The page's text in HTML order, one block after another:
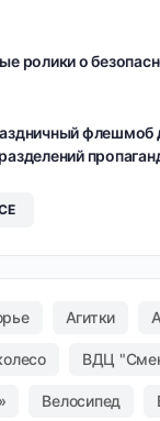
ролики о
флешмоб
Агитки
ВДЦ
Велосипед